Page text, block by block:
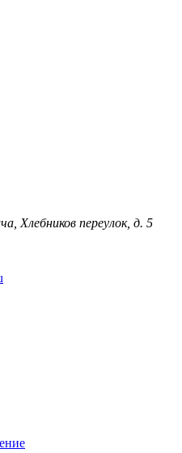
Хлебников переулок, д. 5